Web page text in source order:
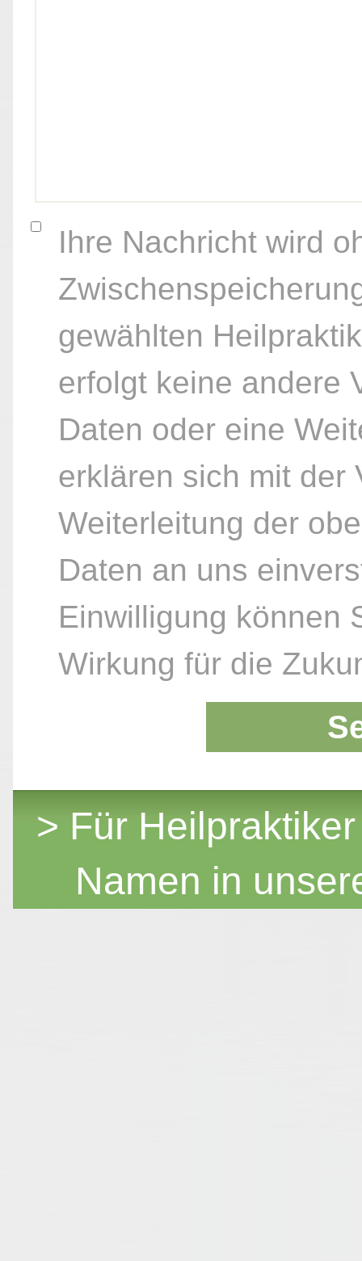
Ihre Nachricht wird
gewählten
erfolgt keine andere
Daten oder eine
erklären sich mit der
Weiterleitung der
Daten an uns
Einwilligung können
Wirkung für die
> Für
Namen in